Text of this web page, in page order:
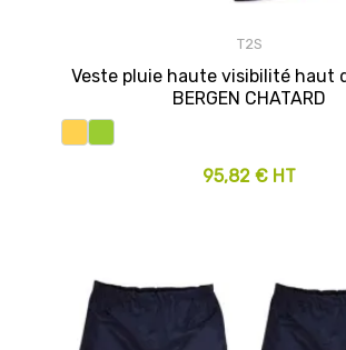
T2S
Veste pluie haute visibilité haut
BERGEN CHATARD
95,82 € HT